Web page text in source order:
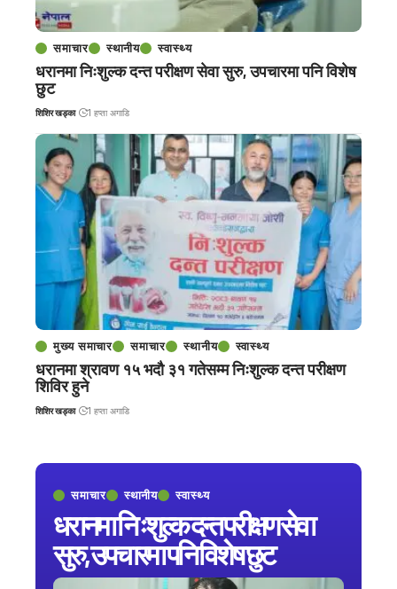
समाचार स्थानीय स्वास्थ्य
धरानमा निःशुल्क दन्त परीक्षण सेवा
सुरु, उपचारमा पनि विशेष छुट
समाचार स्थानीय स्वास्थ्य
धरानमा निःशुल्क दन्त परीक्षण सेवा सुरु, उपचारमा पनि विशेष
छुट
शिशिर खड्का 1 हप्ता अगाडि
मुख्य समाचार समाचार स्थानीय स्वास्थ्य
धरानमा श्रावण १५ भदौ ३१ गतेसम्म निःशुल्क दन्त परीक्षण
शिविर हुने
शिशिर खड्का 1 हप्ता अगाडि